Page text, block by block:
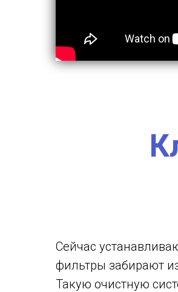
Сейчас
фильтры забирают
Такую очистную